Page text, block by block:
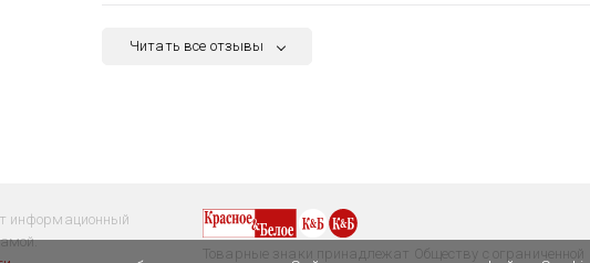
Читать все отзывы
информационный
Товарные знаки принадлежат Обществу с ограниченной